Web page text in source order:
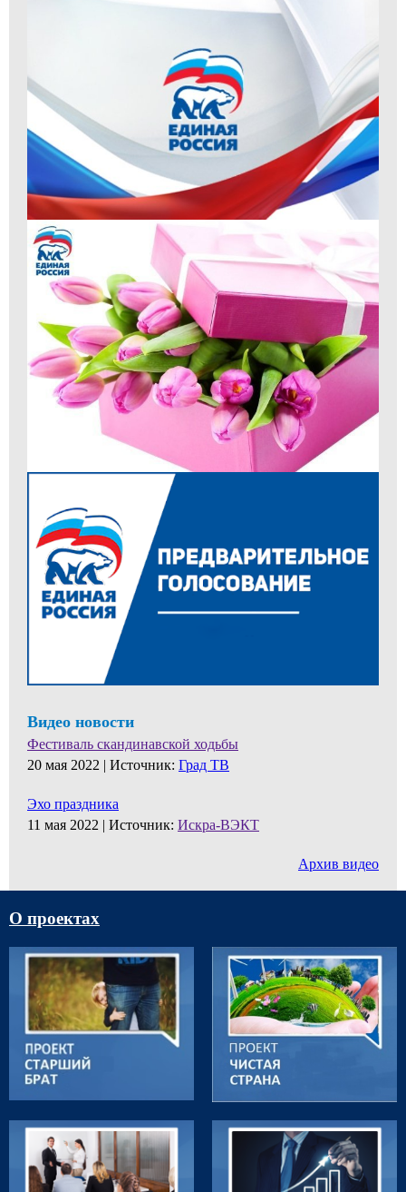
Видео новости
Фестиваль скандинавской ходьбы
20 мая 2022 | Источник: Град ТВ
Эхо праздника
11 мая 2022 | Источник: Искра-ВЭКТ
Архив видео
О проектах